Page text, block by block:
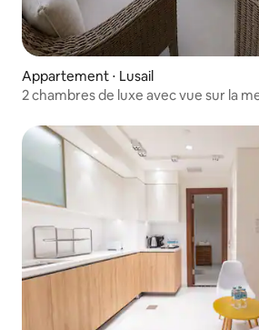
Appartement ⋅ Lusail
2 chambres de luxe avec vue sur la